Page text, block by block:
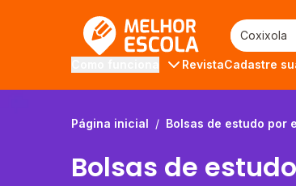
RevistaCadastre
Página inicial / Bolsas de estudo por
Bolsas de